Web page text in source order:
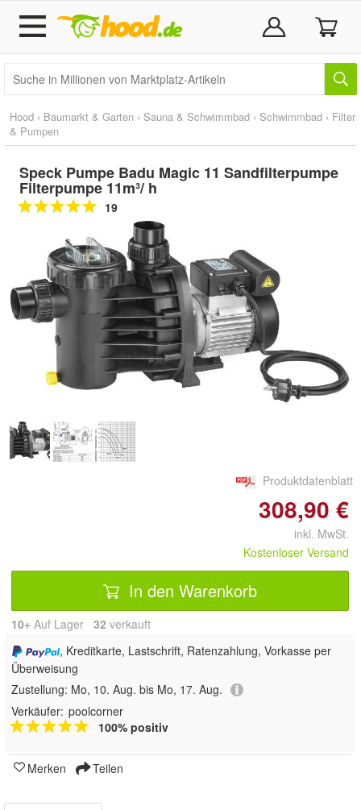
Hood › Baumarkt & Garten › Sauna & Schwimmbad › Schwimmbad › Filter
& Pumpen
Speck Pumpe Badu Magic 11 Sandfilterpumpe
Filterpumpe 11m³/ h
19
Doppelt antippen zum
vergrößern
Produktdatenblatt
308,90 €
inkl. MwSt.
Kostenloser Versand
In den Warenkorb
10+ Auf Lager 32 verkauft
, Kreditkarte, Lastschrift, Ratenzahlung, Vorkasse per
Überweisung
Zustellung: Mo, 10. Aug. bis Mo, 17. Aug.
Verkäufer: poolcorner
100% positiv
Merken Teilen